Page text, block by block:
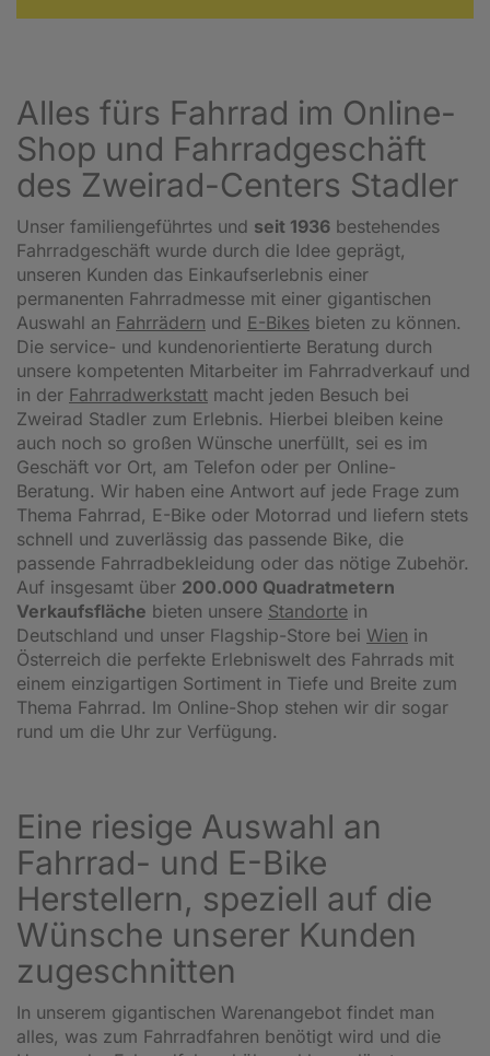
Alles fürs Fahrrad im Online-
Shop und Fahrradgeschäft
des Zweirad-Centers Stadler
Unser familiengeführtes und seit 1936 bestehendes
Fahrradgeschäft wurde durch die Idee geprägt,
unseren Kunden das Einkaufserlebnis einer
permanenten Fahrradmesse mit einer gigantischen
Auswahl an Fahrrädern und E-Bikes bieten zu können.
Die service- und kundenorientierte Beratung durch
unsere kompetenten Mitarbeiter im Fahrradverkauf und
in der Fahrradwerkstatt macht jeden Besuch bei
Zweirad Stadler zum Erlebnis. Hierbei bleiben keine
auch noch so großen Wünsche unerfüllt, sei es im
Geschäft vor Ort, am Telefon oder per Online-
Beratung. Wir haben eine Antwort auf jede Frage zum
Thema Fahrrad, E-Bike oder Motorrad und liefern stets
schnell und zuverlässig das passende Bike, die
passende Fahrradbekleidung oder das nötige Zubehör.
Auf insgesamt über 200.000 Quadratmetern
Verkaufsfläche bieten unsere Standorte in
Deutschland und unser Flagship-Store bei Wien in
Österreich die perfekte Erlebniswelt des Fahrrads mit
einem einzigartigen Sortiment in Tiefe und Breite zum
Thema Fahrrad. Im Online-Shop stehen wir dir sogar
rund um die Uhr zur Verfügung.
Eine riesige Auswahl an
Fahrrad- und E-Bike
Herstellern, speziell auf die
Wünsche unserer Kunden
zugeschnitten
In unserem gigantischen Warenangebot findet man
alles, was zum Fahrradfahren benötigt wird und die